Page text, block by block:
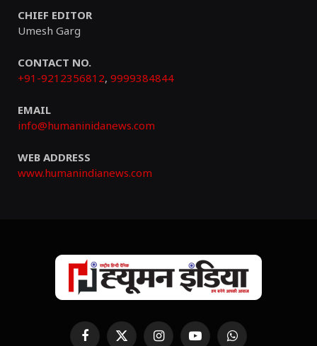
CHIEF EDITOR
Umesh Garg
CONTACT NO.
+91-9212356812, 9999384844
EMAIL
info@humaninidanews.com
WEB ADDRESS
www.humanindianews.com
FacebookX InstagramYouTubeWhatsApp